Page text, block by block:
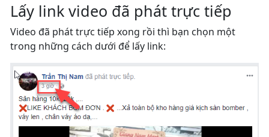
Lấy link video đã phát trực tiếp
Video đã phát trực tiếp xong rồi thì bạn chọn một
trong những cách dưới để lấy link: